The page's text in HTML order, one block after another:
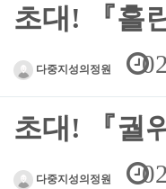
초대! 『홀
다중지성의정원
초대! 『궐
다중지성의정원